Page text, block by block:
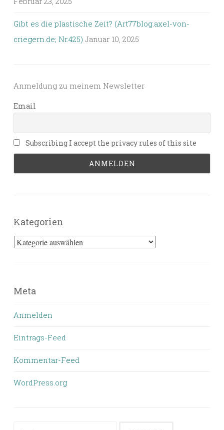
Gibt es die plastische Zeit? (Art77blog.axel-von-
criegern.de; Nr.425) Januar 10, 2025
Anmeldung zu meinem Newsletter
Email
Subscribing I accept the privacy rules of this site
Kategorien
Kategorien
Meta
Anmelden
Eintrags-Feed
Kommentar-Feed
WordPress.org